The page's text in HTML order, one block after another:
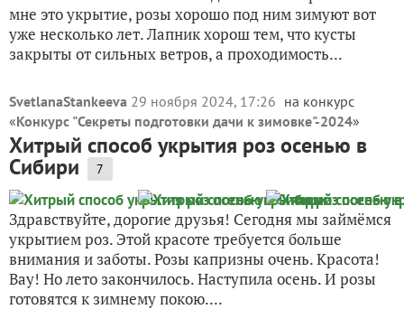
мне это укрытие, розы хорошо под ним зимуют вот
уже несколько лет. Лапник хорош тем, что кусты
закрыты от сильных ветров, а проходимость...
SvetlanaStankeeva 29 ноября 2024, 17:26 на конкурс
«Конкурс "Секреты подготовки дачи к зимовке"-2024»
Хитрый способ укрытия роз осенью в
Сибири 7
Здравствуйте, дорогие друзья! Сегодня мы займёмся
укрытием роз. Этой красоте требуется больше
внимания и заботы. Розы капризны очень. Красота!
Вау! Но лето закончилось. Наступила осень. И розы
готовятся к зимнему покою....